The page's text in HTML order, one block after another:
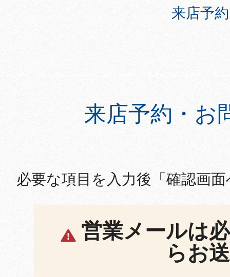
来店予
来店予約・お
必要な項目を入力後「確認画
営業メールは
らお